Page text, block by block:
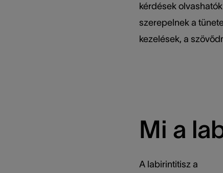
kérdések
szerepelnek a
kezelések, a
Mi a
A labirintitisz a